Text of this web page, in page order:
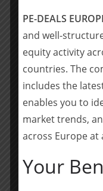
Geschäftsmodelle.
entlang der
Hierbei greifen die
auf Erfahrungen
zurück.
Digital Due
PE-DEALS
and well-
equity activity
countries. The
includes the
enables you to
market trends,
across Europe at
Your